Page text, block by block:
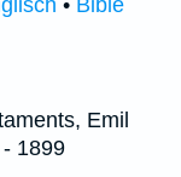
Emil
1899